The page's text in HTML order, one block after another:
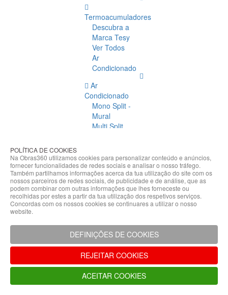
Termoacumuladores
Descubra a
Marca Tesy
Ver Todos
Ar
Condicionado
Ar
Condicionado
Mono Split -
Mural
Multi Split
Condicionado
Acessórios
Climatização
Acessórios
Climatização
Hidráulicas
Controladores
Fixações e
Acessórios
Isolamento
para
Tubagem
POLÍTICA DE COOKIES
Na Obras360 utilizamos cookies para personalizar conteúdo e anúncios,
fornecer funcionalidades de redes sociais e analisar o nosso tráfego.
Também partilhamos informações acerca da tua utilização do site com os
nossos parceiros de redes sociais, de publicidade e de análise, que as
podem combinar com outras informações que lhes forneceste ou
recolhidas por estes a partir da tua utilização dos respetivos serviços.
Concordas com os nossos cookies se continuares a utilizar o nosso
website.
DEFINIÇÕES DE COOKIES
REJEITAR COOKIES
ACEITAR COOKIES